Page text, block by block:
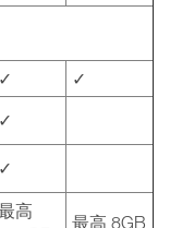
✓
✓
✓
✓
高
最高 8GB